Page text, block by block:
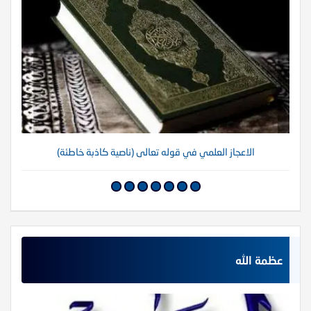
الاعجاز العلمي في قوله تعالى (ناصية كاذبة خاطئة)
عظمة الله